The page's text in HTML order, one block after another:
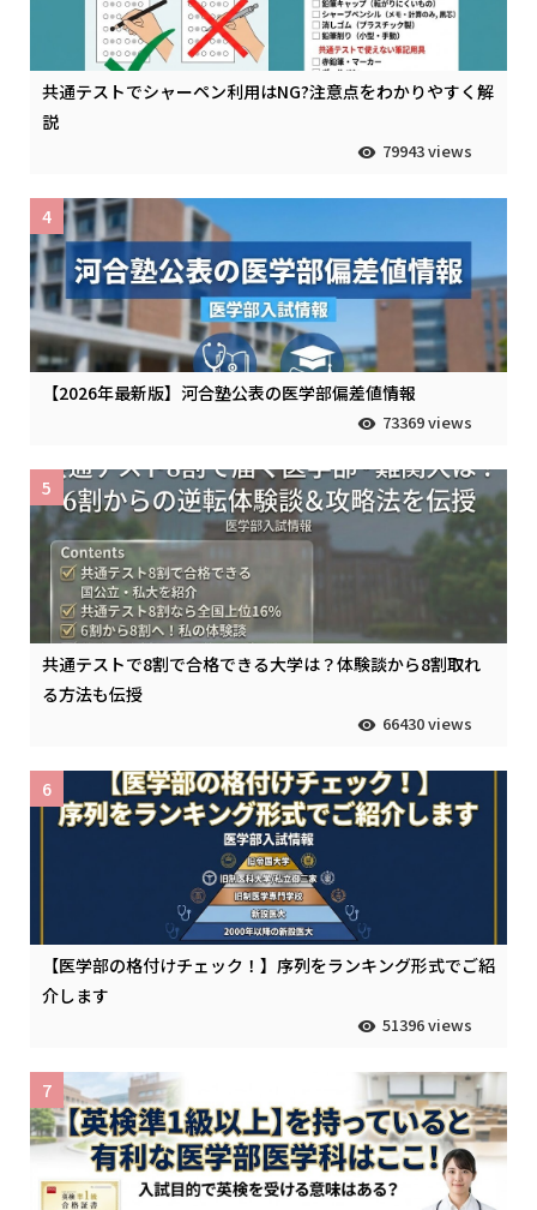
共通テストでシャーペン利用はNG?注意点をわかりやすく解
説
79943 views
【2026年最新版】河合塾公表の医学部偏差値情報
73369 views
4
共通テストで8割で合格できる大学は？体験談から8割取れ
る方法も伝授
66430 views
5
【医学部の格付けチェック！】序列をランキング形式でご紹
介します
51396 views
6
7